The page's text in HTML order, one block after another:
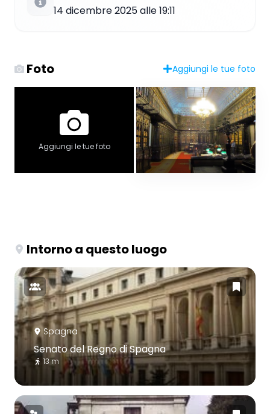
14 dicembre 2025 alle 19:11
Foto Aggiungi le tue foto
Aggiungi le tue foto
Intorno a questo luogo
Spagna
Senato del Regno di Spagna
13 m